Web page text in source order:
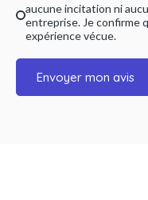
aucune incitation ni
entreprise. Je confirme
expérience vécue.
Envoyer mon avis